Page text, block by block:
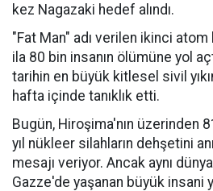
kez Nagazaki hedef alındı.
"Fat Man" adı verilen ikinci atom
ila 80 bin insanın ölümüne yol
tarihin en büyük kitlesel sivil
hafta içinde tanıklık etti.
Bugün, Hiroşima'nın üzerinden
yıl nükleer silahların dehşetini
mesajı veriyor. Ancak aynı
Gazze'de yaşanan büyük insani